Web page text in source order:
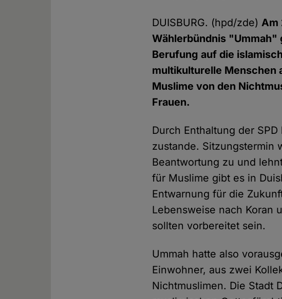
DUISBURG. (hpd/zde)Am
Wählerbündnis
Berufung auf die
multikulturelle Menschen
Muslime von den
Frauen.
Durch Enthaltung der
zustande. Sitzungstermin
Beantwortung zu und
für Muslime gibt es in
Entwarnung für die
Lebensweise nach Koran
sollten vorbereitet sein.
Ummah hatte also
Einwohner, aus zwei
Nichtmuslimen. Die Stadt